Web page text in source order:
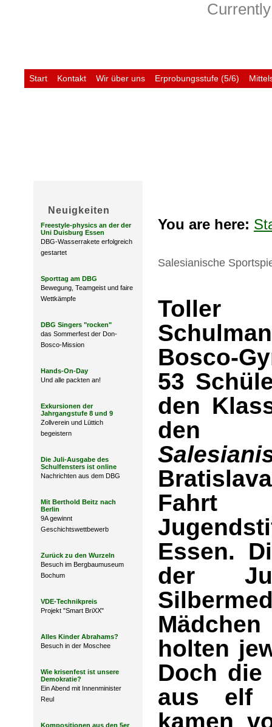
Start Kontakt Wir über uns Erprobungsstufe (5/6)
Neuigkeiten
Freestyle-physics an der der
Uni Duisburg Essen
DBG-Wasserrakete erfolgreich
gestartet
Sporttag am DBG
Bewegung, Teamgeist und faire
Wettkämpfe
DBG Singers "rocken"
das Sommerfest der Don-
Bosco-Mission
Hands-On-Day
Und alle packten an!
Exkursionen der
Jahrgangstufe 8 und 9
Zollverein und Lüttich
begeistern
Die Juli-Ausgabe des
Schulfensters ist online
Nachrichten aus dem DBG
Mit Berthold Beitz nach
Berlin
9A gewinnt
Geschichtswettbewerb
Zurück zu den Wurzeln
Besuch im Bergbaumuseum
Bochum
VDE-Technikpreis
Projekt "Smart BriXX"
Alles Kinder Abrahams?
Besuch in der Moschee
Wie krisenfest ist unsere
Demokratie?
Ein Abend mit Innenminister
Reul
Kompositionen aus den 5er
You are here:
Salesianische
Bosco-
53
den
Fahrt
Essen.
der
holten
Doch die
aus elf
kamen